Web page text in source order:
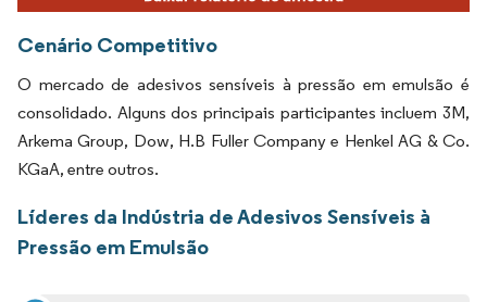
Cenário Competitivo
O mercado de adesivos sensíveis à pressão em emulsão é
consolidado. Alguns dos principais participantes incluem 3M,
Arkema Group, Dow, H.B Fuller Company e Henkel AG & Co.
KGaA, entre outros.
Líderes da Indústria de Adesivos Sensíveis à
Pressão em Emulsão